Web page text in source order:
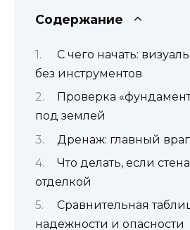
Содержание
С чего начать:
без инструментов
Проверка
под землей
Дренаж: главный
Что делать, если
отделкой
Сравнительная
надежности и опасности